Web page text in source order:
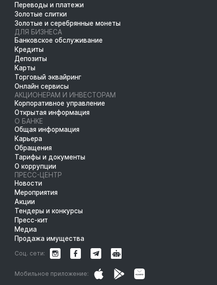
Переводы и платежи
Золотые слитки
Золотые и серебрянные монеты
ДЛЯ БИЗНЕСА
Банковское обслуживание
Кредиты
Депозиты
Карты
Торговый эквайринг
Онлайн сервисы
АКЦИОНЕРАМ И ИНВЕСТОРАМ
Корпоративное управление
Открытая информация
О БАНКЕ
Общая информация
Карьера
Обращения
Тарифы и документы
О коррупции
ПРЕСС-ЦЕНТР
Новости
Мероприятия
Акции
Тендеры и конкурсы
Пресс-кит
Медиа
Продажа имущества
Мобильное приложение:
Соц. сети: